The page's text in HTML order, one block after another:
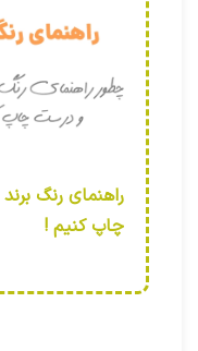
راهنمای رنگ
چاپ کنیم !